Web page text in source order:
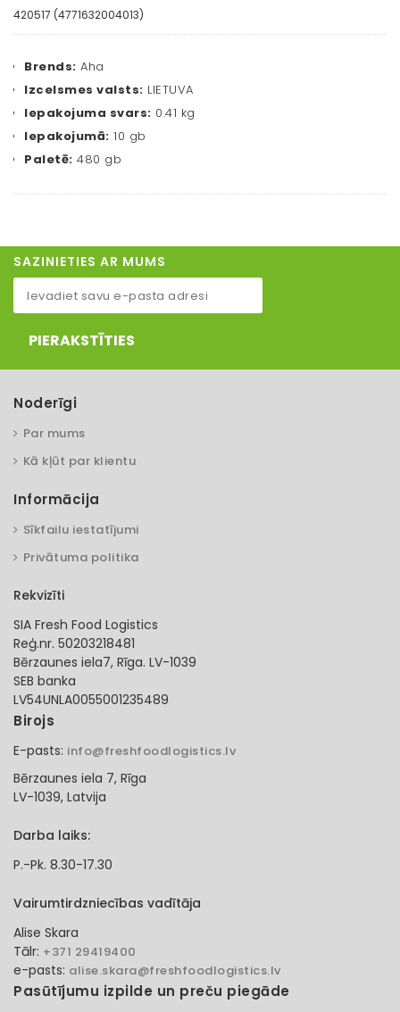
420517 (4771632004013)
Brends: Aha
Izcelsmes valsts: LIETUVA
Iepakojuma svars: 0.41 kg
Iepakojumā: 10 gb
Paletē: 480 gb
SAZINIETIES AR MUMS
PIERAKSTĪTIES
Noderīgi
Par mums
Kā kļūt par klientu
Informācija
Sīkfailu iestatījumi
Privātuma politika
Rekvizīti
SIA Fresh Food Logistics
Reģ.nr. 50203218481
Bērzaunes iela7, Rīga. LV-1039
SEB banka
LV54UNLA0055001235489
Birojs
E-pasts: info@freshfoodlogistics.lv
Bērzaunes iela 7, Rīga
LV-1039, Latvija
Darba laiks:
P.-Pk. 8.30-17.30
Vairumtirdzniecības vadītāja
Alise Skara
Tālr: +371 29419400
e-pasts: alise.skara@freshfoodlogistics.lv
Pasūtījumu izpilde un preču piegāde